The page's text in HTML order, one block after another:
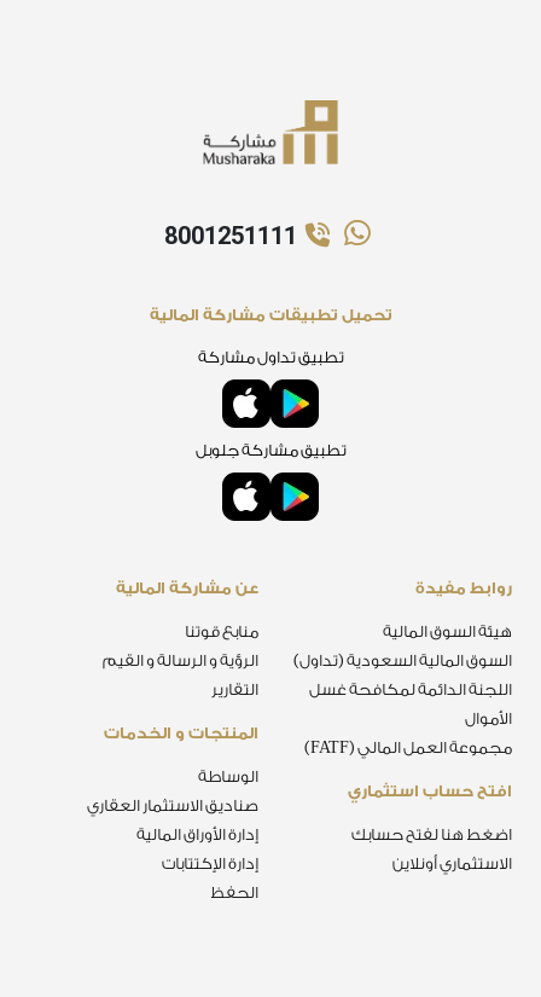
8001251111
المنتجات و الخدمات
الوساطة
صناديق الاستثمار العقاري
إدارة الأوراق المالية
إدارة الإكتتابات
الحفظ
عن مشاركة المالية
منابع قوتنا
الرؤية و الرسالة و القيم
التقارير
افتح حساب استثماري
اضغط هنا لفتح حسابك
الاستثماري أونلاين
روابط مفيدة
هيئة السوق المالية
السوق المالية السعودية (تداول)
اللجنة الدائمة لمكافحة غسل
الأموال
مجموعة العمل المالي (FATF)
تحميل تطبيقات مشاركة المالية
تطبيق تداول مشاركة
تطبيق مشاركة جلوبل